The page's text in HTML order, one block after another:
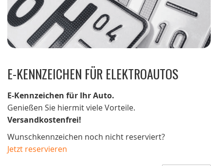
E-KENNZEICHEN FÜR ELEKTROAUTOS
E-Kennzeichen für Ihr Auto.
Genießen Sie hiermit viele Vorteile.
Versandkostenfrei!
Wunschkennzeichen noch nicht reserviert?
Jetzt reservieren